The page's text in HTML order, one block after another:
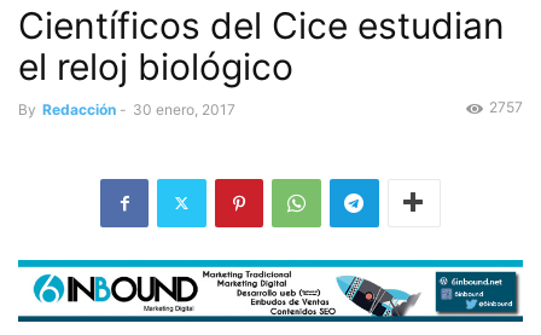
Científicos del Cice estudian
el reloj biológico
By Redacción - 30 enero, 2017 2757